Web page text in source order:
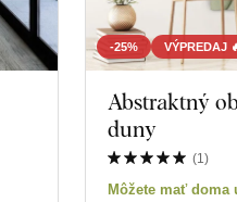
Hudba -25% VÝPREDAJ
Abstraktný
duny
(1 )
Môžete mať doma